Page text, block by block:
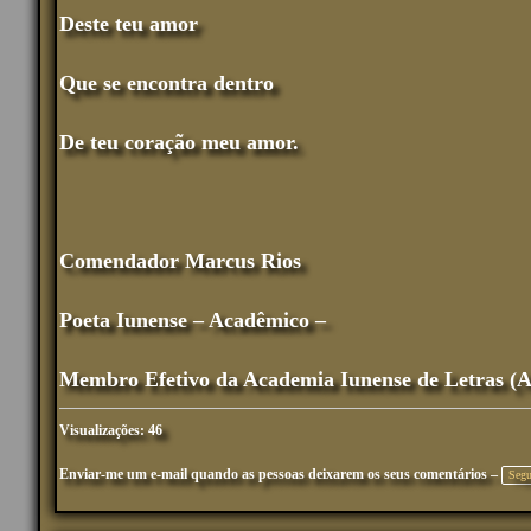
Deste teu amor
Que se encontra dentro
De teu coração meu amor.
Comendador Marcus Rios
Poeta Iunense – Acadêmico –
Membro Efetivo da Academia Iunense de Letras
Visualizações: 46
Enviar-me um e-mail quando as pessoas deixarem os seus comentários –